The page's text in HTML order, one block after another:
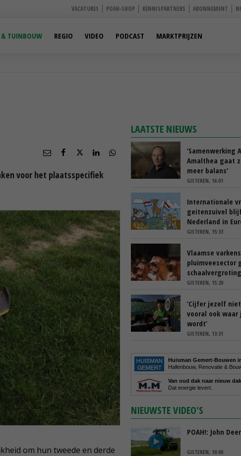
VACATURES POAH-SHOP KENNISPARTNERS ABONNEMENT
TUINBOUW REGIO VIDEO PODCAST MARKTPRIJZEN
voor het plaatsspecifiek
om hun tweede en derde
LAATSTE NIEUWS
‘Samenwerking
Amalthea gaat
meer balans’
GISTEREN, 16:01
Internationale
geitenzuivel
Nederland in
GISTEREN, 15:33
Vlaamse
pluimveesector
schaalvergroting
GISTEREN, 15:20
‘Cijfer jezelf
vooral ook
wordt’
GISTEREN, 13:31
Huisman Gemert-Bouwen
Hallenbouw, Renovatie &
Van oud dak naar nieuw dak
Dat energie levert.
NIEUWSTE VIDEO'S
POAH!: John
GISTEREN, 10:00